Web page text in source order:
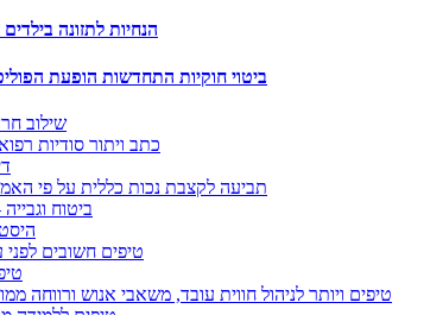
הנחיות לתזונה
ביטוי חוקיות התחדשות הופעת
שילוב
כתב ויתור סודיות
תביעה לקצבת נכות כללית על פי האמנות
ביטוח וגבייה
7 טיפים חשובים
50 טיפים ויותר לניהול חווית עובד, משאבי אנוש ורווחה